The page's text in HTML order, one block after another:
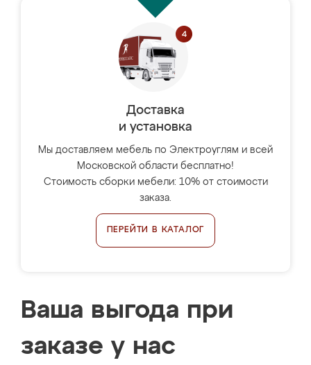
Доставка
и установка
Мы доставляем мебель по Электроуглям и всей
Московской области бесплатно!
Стоимость сборки мебели: 10% от стоимости
заказа.
ПЕРЕЙТИ В КАТАЛОГ
Ваша выгода при
заказе у нас